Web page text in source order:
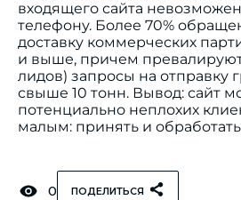
входящего сайта
телефону. Более 70%
доставку коммерческих
и выше, причем
лидов) запросы на отправку
свыше 10 тонн. Вывод: сайт
потенциально неплохих
малым: принять и обработать
0 ПОДЕЛИТЬСЯ